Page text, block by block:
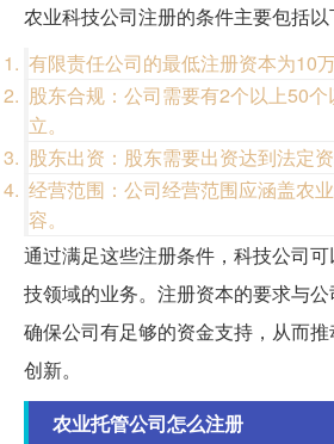
农业科技公司注册的条件主要包括以
有限责任公司的最低注册资本为10万
股东合规：公司需要有2个以上50
立。
股东出资：股东需要出资达到法定资
经营范围：公司经营范围应涵盖农
容。
通过满足这些注册条件，科技公司
技领域的业务。注册资本的要求与公
确保公司有足够的资金支持，从而
创新。
农业托管公司怎么注册